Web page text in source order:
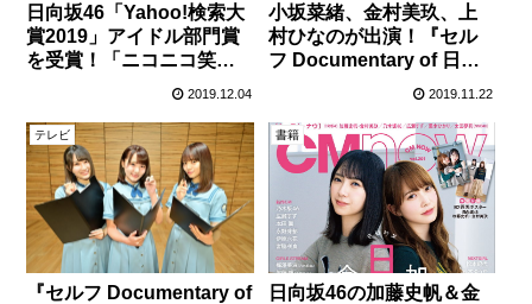
日向坂46「Yahoo!検索大
賞2019」アイドル部門賞
を受賞！「ニコニコ笑顔
2019.12.04
小坂菜緒、金村美玖、上
村ひなのが出演！『セル
フ Documentary of 日向
2019.11.22
テレビ
『セルフ Documentary of
書籍
日向坂46の加藤史帆＆金